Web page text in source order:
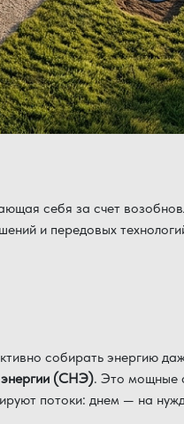
себя за счет
и передовых
собирать энергию
энергии (СНЭ). Это мощные
потоки: днем ​​— на